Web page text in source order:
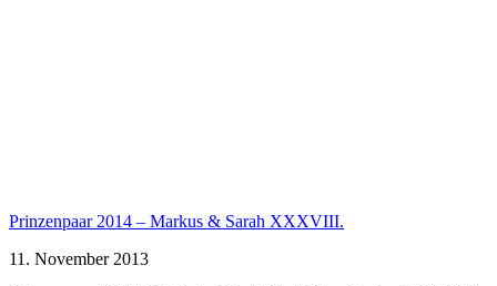
Prinzenpaar 2014 – Markus & Sarah XXXVIII.
11. November 2013